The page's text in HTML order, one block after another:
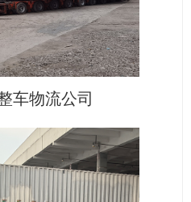
车物流公司